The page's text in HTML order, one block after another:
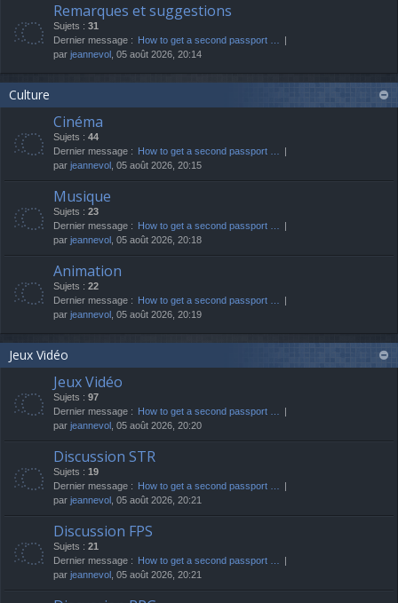
Remarques et suggestions
Sujets : 31
Dernier message : How to get a second passport …
par jeannevol , 05 août 2026, 20:14
Culture
Cinéma
Sujets : 44
Dernier message : How to get a second passport …
par jeannevol , 05 août 2026, 20:15
Musique
Sujets : 23
Dernier message : How to get a second passport …
par jeannevol , 05 août 2026, 20:18
Animation
Sujets : 22
Dernier message : How to get a second passport …
par jeannevol , 05 août 2026, 20:19
Jeux Vidéo
Jeux Vidéo
Sujets : 97
Dernier message : How to get a second passport …
par jeannevol , 05 août 2026, 20:20
Discussion STR
Sujets : 19
Dernier message : How to get a second passport …
par jeannevol , 05 août 2026, 20:21
Discussion FPS
Sujets : 21
Dernier message : How to get a second passport …
par jeannevol , 05 août 2026, 20:21